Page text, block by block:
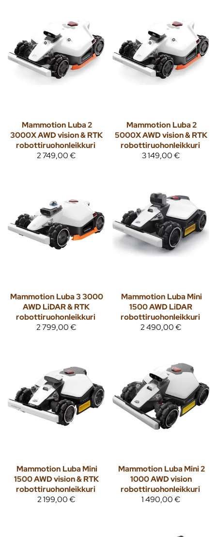
Mammotion Luba 2
3000X AWD vision & RTK
robottiruohonleikkuri
2 749,00 €
Mammotion Luba 2
5000X AWD vision & RTK
robottiruohonleikkuri
3 149,00 €
Mammotion Luba 3 3000
AWD LiDAR & RTK
robottiruohonleikkuri
2 799,00 €
Mammotion Luba Mini
1500 AWD LiDAR
robottiruohonleikkuri
2 490,00 €
Mammotion Luba Mini
1500 AWD vision & RTK
robottiruohonleikkuri
2 199,00 €
Mammotion Luba Mini 2
1000 AWD vision
robottiruohonleikkuri
1 490,00 €